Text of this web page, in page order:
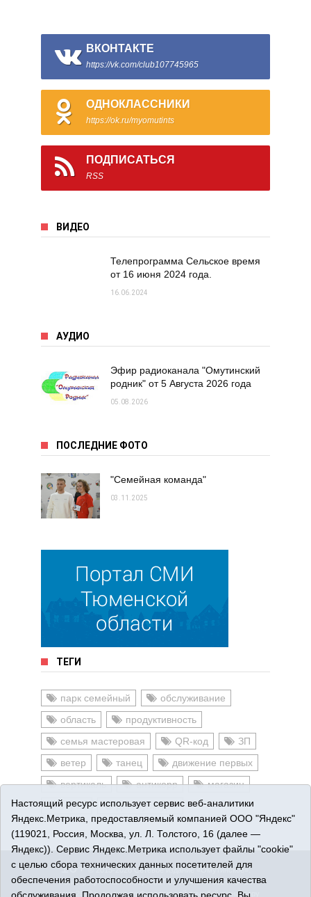
ВКОНТАКТЕ
https://vk.com/club107745965
ОДНОКЛАССНИКИ
https://ok.ru/myomutints
ПОДПИСАТЬСЯ
RSS
ВИДЕО
Телепрограмма Сельское время
от 16 июня 2024 года.
16.06.2024
АУДИО
Эфир радиоканала "Омутинский
родник" от 5 Августа 2026 года
05.08.2026
ПОСЛЕДНИЕ ФОТО
"Семейная команда"
03.11.2025
ТЕГИ
парк семейный
обслуживание
область
продуктивность
семья мастеровая
QR-код
ЗП
ветер
танец
движение первых
вертикаль
антикорр
магазин
торты
дом культуры
16+© 2015-2026 Сетевое издание «Омутинское».
Регистрационный номер СМИ Эл № ФС77-65144 от 28
марта 2016 г., выданное Федеральной службой по надзору
Настоящий ресурс использует сервис веб-аналитики
Яндекс.Метрика, предоставляемый компанией ООО "Яндекс"
(119021, Россия, Москва, ул. Л. Толстого, 16 (далее —
Яндекс)). Сервис Яндекс.Метрика использует файлы "cookie"
с целью сбора технических данных посетителей для
обеспечения работоспособности и улучшения качества